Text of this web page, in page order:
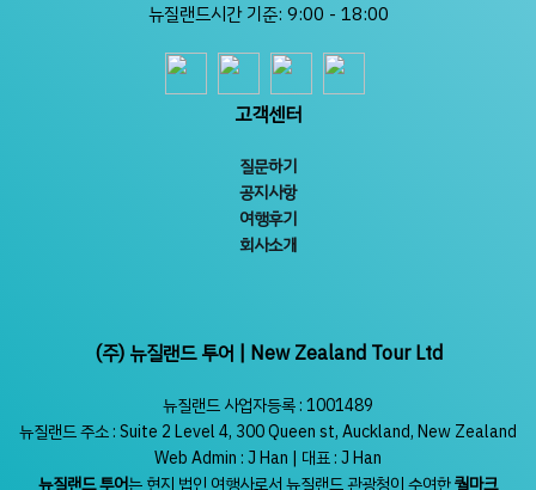
(주) 뉴질랜드 투어 | New Zealand Tour Ltd
뉴질랜드 사업자등록 : 1001489
뉴질랜드 주소 : Suite 2 Level 4, 300 Queen st, Auckland, New Zealand
Web Admin : J Han | 대표 : J Han
뉴질랜드 투어는 현지 법인 여행사로서 뉴질랜드 관광청이 수여한퀄마크
뉴질랜드시간 기준: 9:00 - 18:00
고객센터
질문하기
공지사항
여행후기
회사소개